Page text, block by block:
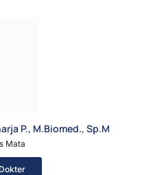
P., M.Biomed., Sp.M
Mata